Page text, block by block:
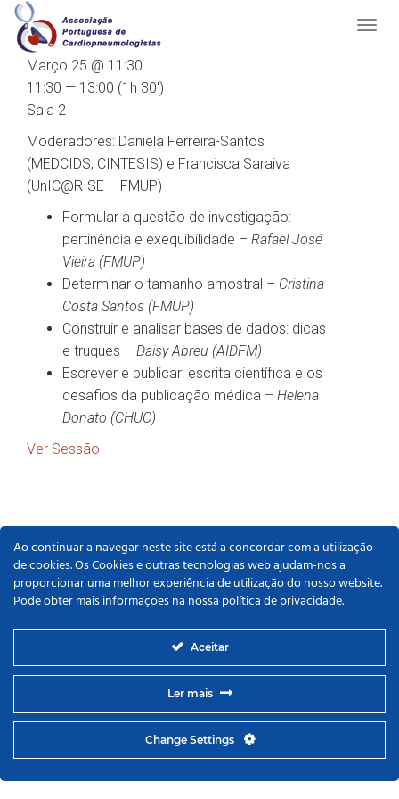
Moderadores: Daniela Ferreira-Santos
(MEDCIDS, CINTESIS) e Francisca Saraiva
(UnIC@RISE – FMUP)
Formular a questão de investigação:
pertinência e exequibilidade – Rafael José
Vieira (FMUP)
Determinar o tamanho amostral – Cristina
Costa Santos (FMUP)
Construir e analisar bases de dados: dicas
e truques – Daisy Abreu (AIDFM)
Escrever e publicar: escrita científica e os
desafios da publicação médica – Helena
Donato (CHUC)
Ver Sessão
Março 25 @ 11:30
11:30 — 13:00 (1h 30′)
Sala 2
Ao continuar a navegar neste site está a concordar com a utilização
de cookies. Os Cookies e outras tecnologias web ajudam-nos a
proporcionar uma melhor experiência de utilização do nosso website.
Pode obter mais informações na nossa política de privacidade.
Aceitar
Ler mais
Change Settings